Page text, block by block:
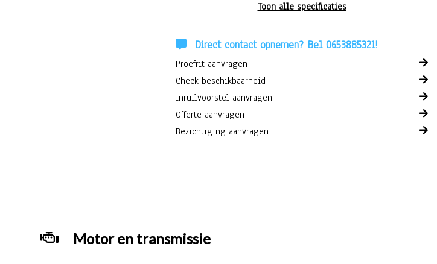
Toon alle specificaties
Direct contact opnemen? Bel 0653885321!
Proefrit aanvragen
Check beschikbaarheid
Inruilvoorstel aanvragen
Offerte aanvragen
Bezichtiging aanvragen
Motor en transmissie